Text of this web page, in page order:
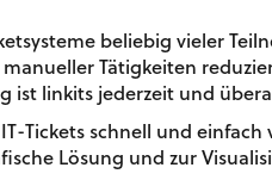
beliebig vieler
Tätigkeiten
ist linkits jederzeit und
Tickets schnell und
Lösung und zur